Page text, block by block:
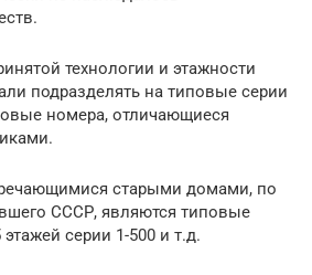
технологии и этажности
подразделять на типовые серии
номера, отличающиеся
старыми домами, по
СССР, являются типовые
серии 1-500 и т.д.